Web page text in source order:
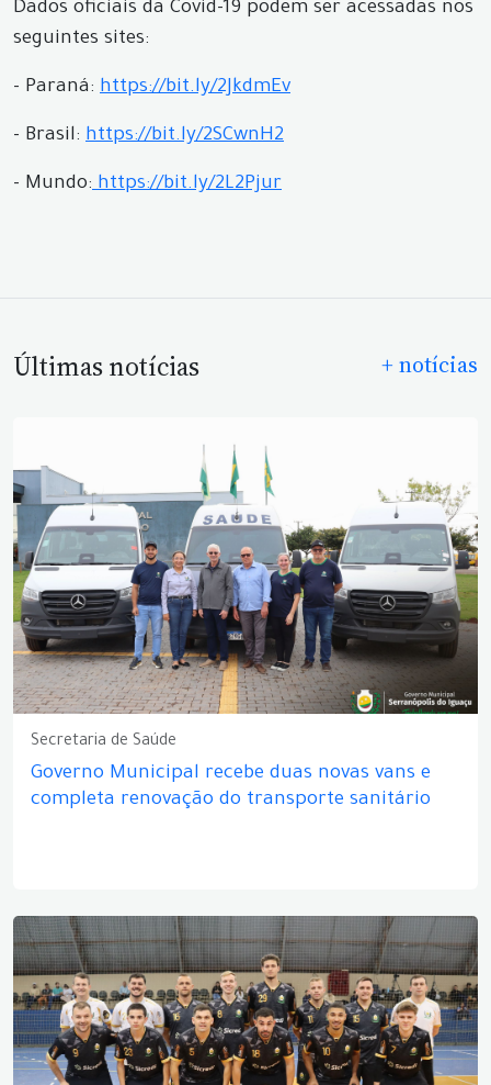
Dados oficiais da Covid-19 podem ser acessadas nos
seguintes sites:
- Paraná: https://bit.ly/2JkdmEv
- Brasil: https://bit.ly/2SCwnH2
- Mundo:https://bit.ly/2L2Pjur
Últimas notícias + notícias
Secretaria de Saúde
Governo Municipal recebe duas novas vans e
completa renovação do transporte sanitário